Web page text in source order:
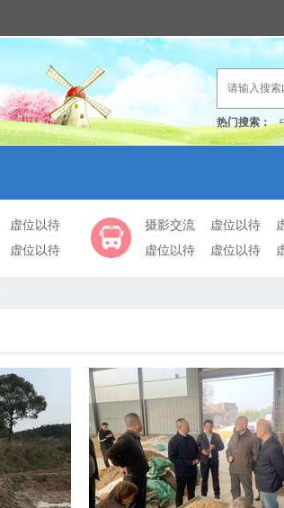
热门搜索：
虚位以待
虚位以待
摄影交流 虚位以待
虚位以待
虚位以待